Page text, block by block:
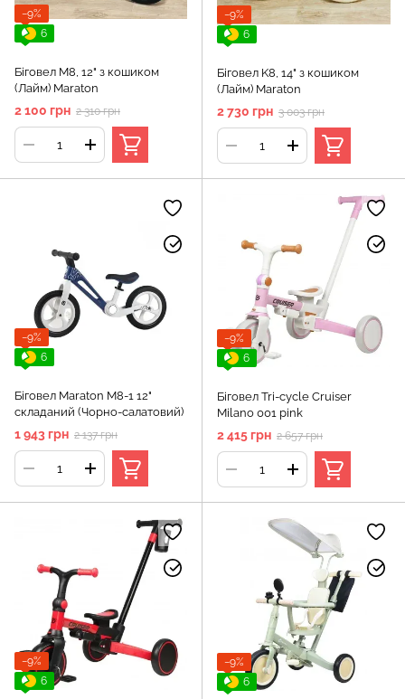
−9%
6
Біговел M8, 12" з кошиком
(Лайм) Maraton
2 100 грн 2 310 грн
−9%
6
Біговел K8, 14" з кошиком
(Лайм) Maraton
2 730 грн 3 003 грн
−9%
6
Біговел Maraton M8-1 12"
складаний (Чорно-салатовий)
1 943 грн 2 137 грн
−9%
6
Біговел Tri-cycle Cruiser
Milano 001 pink
2 415 грн 2 657 грн
−9%
6
−9%
6